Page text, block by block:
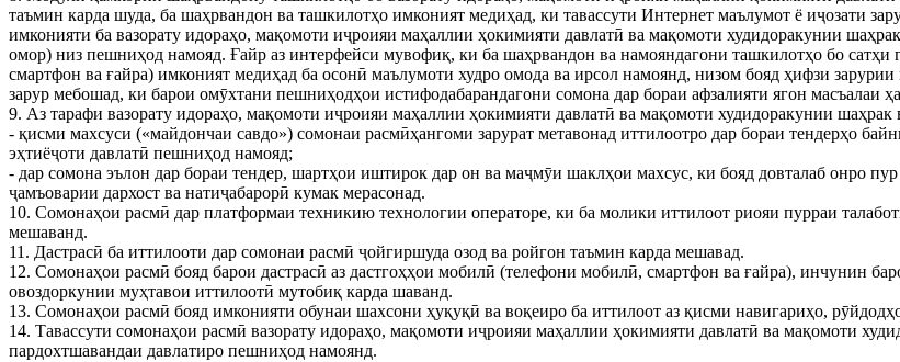
таъмин карда шуда, ба шаҳрвандон ва ташкилотҳо имконият медиҳад, ки тавассути Интернет маълумот ё иҷозати
имконияти ба вазорату идораҳо, мақомоти иҷроияи маҳаллии ҳокимияти давлатӣ ва мақомоти худидоракунии
омор) низ пешниҳод намояд. Ғайр аз интерфейси мувофиқ, ки ба шаҳрвандон ва намояндагони ташкилотҳо бо
смартфон ва ғайра) имконият медиҳад ба осонӣ маълумоти худро омода ва ирсол намоянд, низом бояд ҳифзи
зарур мебошад, ки барои омӯхтани пешниҳодҳои истифодабарандагони сомона дар бораи афзалияти ягон масъалаи
9. Аз тарафи вазорату идораҳо, мақомоти иҷроияи маҳаллии ҳокимияти давлатӣ ва мақомоти худидоракунии
- қисми махсуси («майдончаи савдо») сомонаи расмӣҳангоми зарурат метавонад иттилоотро дар бораи тендерҳо
эҳтиёҷоти давлатӣ пешниҳод намояд;
- дар сомона эълон дар бораи тендер, шартҳои иштирок дар он ва маҷмӯи шаклҳои махсус, ки бояд довталаб онро
ҷамъоварии дархост ва натиҷабарорӣ кумак мерасонад.
10. Сомонаҳои расмӣ дар платформаи техникию технологии операторе, ки ба молики иттилоот риояи пурраи
мешаванд.
11. Дастрасӣ ба иттилооти дар сомонаи расмӣ ҷойгиршуда озод ва ройгон таъмин карда мешавад.
12. Сомонаҳои расмӣ бояд барои дастрасӣ аз дастгоҳҳои мобилӣ (телефони мобилӣ, смартфон ва ғайра), инчунин
овоздоркунии муҳтавои иттилоотӣ мутобиқ карда шаванд.
13. Сомонаҳои расмӣ бояд имконияти обунаи шахсони ҳуқуқӣ ва воқеиро ба иттилоот аз қисми навигариҳо,
14. Тавассути сомонаҳои расмӣ вазорату идораҳо, мақомоти иҷроияи маҳаллии ҳокимияти давлатӣ ва мақомоти
пардохтшавандаи давлатиро пешниҳод намоянд.